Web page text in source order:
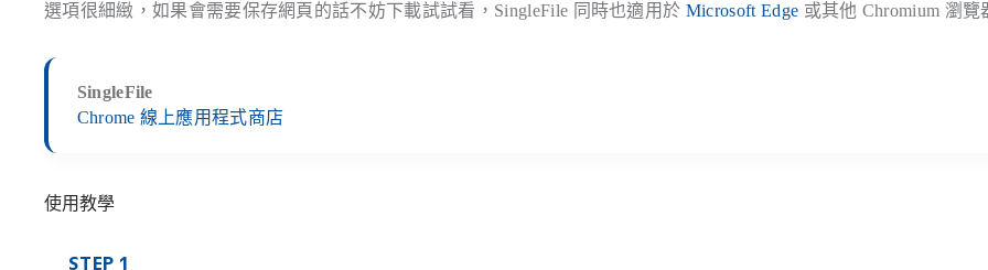
選項很細緻，如果會需要保存網頁的話不妨下載試試看，SingleFile 同時也適用於 Microsoft Edge 或其他 Chromium 瀏覽
SingleFile
Chrome 線上應用程式商店
使用教學
STEP 1